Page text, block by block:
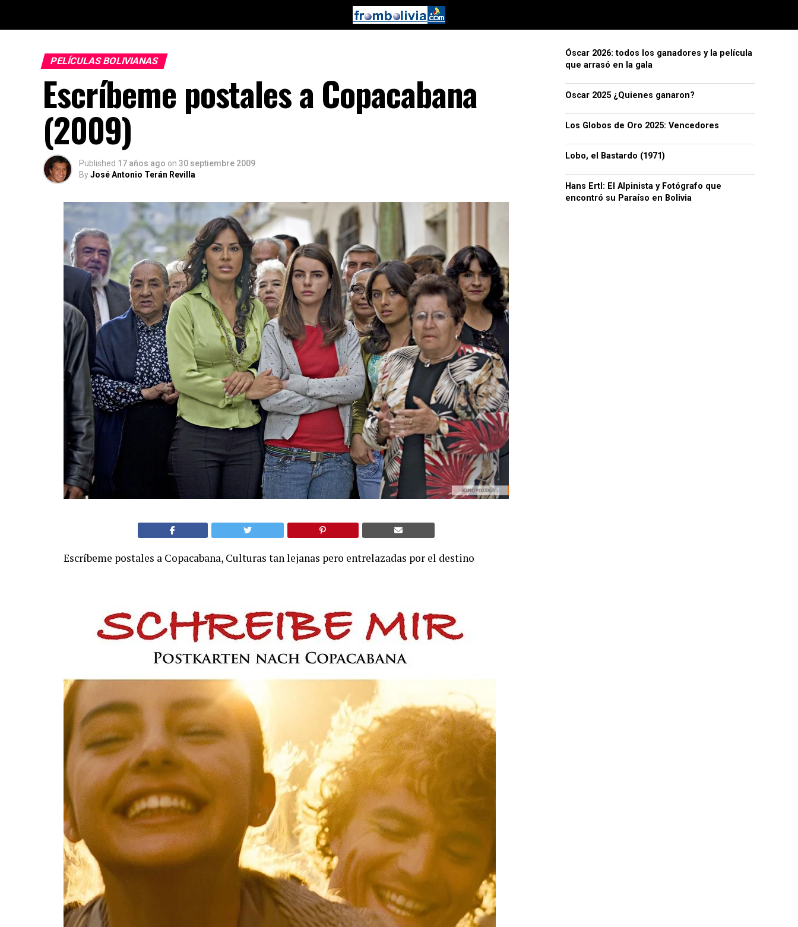
PELÍCULAS BOLIVIANAS
Escríbeme postales a Copacabana
(2009)
Published 17 años ago on 30 septiembre 2009
ByJosé Antonio Terán Revilla
Escríbeme postales a Copacabana, Culturas tan lejanas pero entrelazadas por el destino
Óscar 2026: todos los ganadores y la película
que arrasó en la gala
Oscar 2025 ¿Quienes ganaron?
Los Globos de Oro 2025: Vencedores
Lobo, el Bastardo (1971)
Hans Ertl: El Alpinista y Fotógrafo que
encontró su Paraíso en Bolivia